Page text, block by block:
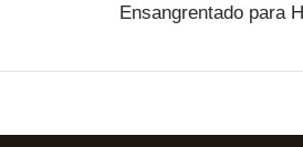
Ensangrentado para